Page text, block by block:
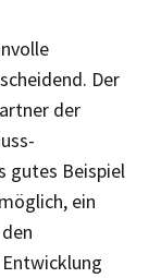
Der
der
gutes Beispiel
ein